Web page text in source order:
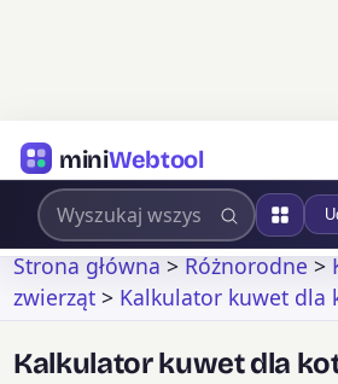
miniWebtool
Strona główna>Różnorodne>
zwierząt > Kalkulator kuwet dla
Kalkulator kuwet dla